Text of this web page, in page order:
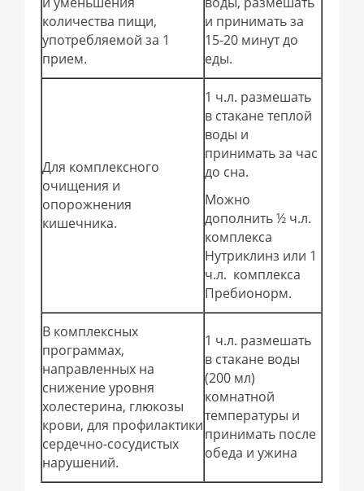
количества пищи,
употребляемой за 1
прием.
и принимать за
15-20 минут до
еды.
Для комплексного
очищения и
опорожнения
кишечника.
1 ч.л. размешать
в стакане теплой
воды и
принимать за час
до сна.
Можно
дополнить ½ ч.л.
комплекса
Нутриклинз или 1
ч.л. комплекса
Пребионорм.
В комплексных
программах,
направленных на
снижение уровня
холестерина, глюкозы
крови, для профилактики
сердечно-сосудистых
нарушений.
1 ч.л. размешать
в стакане воды
(200 мл)
комнатной
температуры и
принимать после
обеда и ужина